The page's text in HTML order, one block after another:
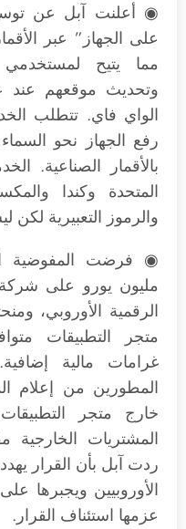
◉ أعلنت آبل عن
على الجهاز” عبر
مما يتيح
وتحديث موقعهم عند
رفع الجهاز نحو
بالأقمار الصناعية.
المتحدة وكندا
والرموز التعبيرية لكن
مليون يورو على شركة
متجر التطبيقات
غرامات مالية
المطورين من إعلام
ردت آبل بأن القرار
الأوروبيين ويجبرها
عزمها استئناف القرار.